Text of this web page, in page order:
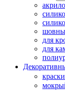
для
для